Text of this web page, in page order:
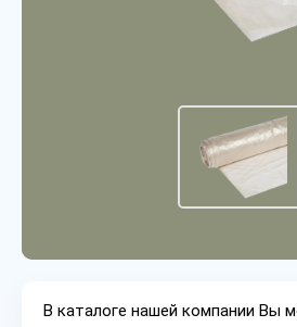
В каталоге нашей компании Вы